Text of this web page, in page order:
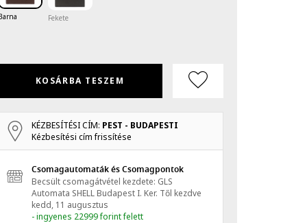
Fekete
KOSÁRBA TESZEM
KÉZBESÍTÉSI CÍM: PEST - BUDAPESTI
Kézbesítési cím frissítése
Csomagautomaták és Csomagpontok
Becsült csomagátvétel kezdete: GLS
Automata SHELL Budapest I. Ker. Től kezdve
kedd, 11 augusztus
- ingyenes 22999 forint felett